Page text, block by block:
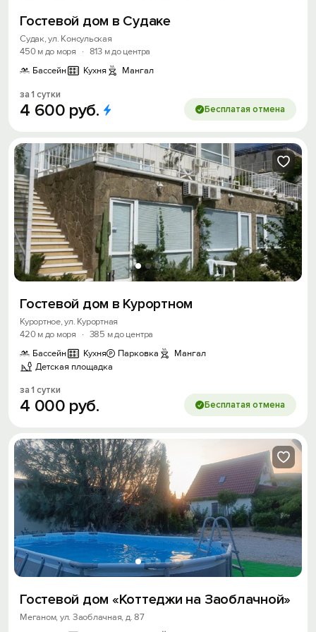
Гостевой дом в Судаке
Судак, ул. Консульская
450 м до моря
· 813 м до центра
Бассейн
Кухня Мангал
за 1 сутки
4 600 руб. Бесплатая отмена
Гостевой дом в Курортном
Курортное, ул. Курортная
420 м до моря
· 385 м до центра
Бассейн
Кухня Парковка
Мангал
Детская площадка
за 1 сутки
4 000 руб. Бесплатая отмена
Гостевой дом «Коттеджи на Заоблачной»
Меганом, ул. Заоблачная, д. 87